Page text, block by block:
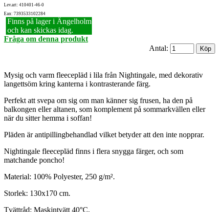
Lev.art: 410401-46-0
Ean: 7393533102284
Finns på lager i Ängelholm
och kan skickas idag.
Fråga om denna produkt
Antal:
Mysig och varm fleecepläd i lila från Nightingale, med dekorativ
langettsöm kring kanterna i kontrasterande färg.
Perfekt att svepa om sig om man känner sig frusen, ha den på
balkongen eller altanen, som komplement på sommarkvällen eller
när du sitter hemma i soffan!
Pläden är antipillingbehandlad vilket betyder att den inte nopprar.
Nightingale fleecepläd finns i flera snygga färger, och som
matchande poncho!
Material: 100% Polyester, 250 g/m².
Storlek: 130x170 cm.
Tvättråd: Maskintvätt 40°C.